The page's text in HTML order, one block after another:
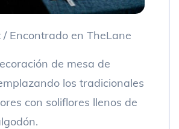
Encontrado en TheLane
de mesa de
los tradicionales
con soliflores llenos de